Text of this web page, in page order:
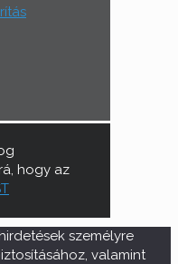
hogy az
személyre
valamint